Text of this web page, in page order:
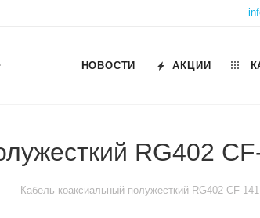
НОВОСТИ АКЦИИ
RG402
— Кабель коаксиальный полужесткий RG402 CF-